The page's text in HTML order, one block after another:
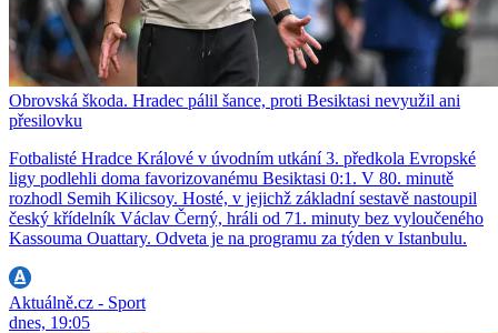
Obrovská škoda. Hradec pálil šance, proti Besiktasi nevyužil ani
přesilovku
Fotbalisté Hradce Králové v úvodním utkání 3. předkola Evropské
ligy podlehli doma favorizovanému Besiktasi 0:1. V 80. minutě
rozhodl Semih Kilicsoy. Hosté, v jejichž základní sestavě nastoupil
český křídelník Václav Černý, hráli od 71. minuty bez vyloučeného
Kassouma Ouattary. Odveta je na programu za týden v Istanbulu.
Aktuálně.cz - Sport
dnes, 19:05